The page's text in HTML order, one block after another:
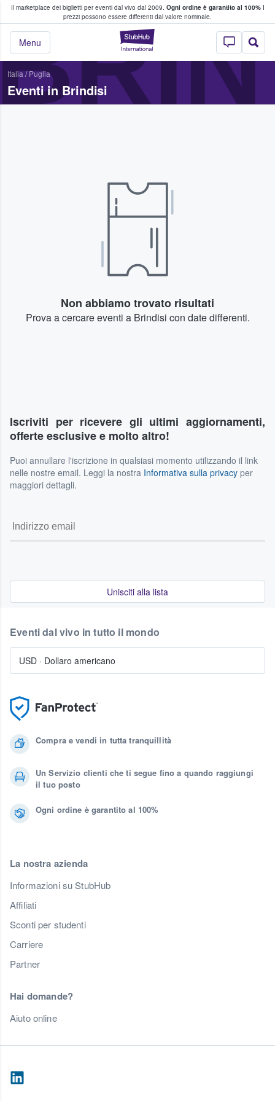
Il marketplace dei biglietti per eventi dal vivo dal 2009. Ogni ordine è garantito al 100%I
prezzi possono essere differenti dal valore nominale.
StubHub - Dove
Menu
fan comprano e vendono biglietti
Italia/Puglia
Eventi in Brindisi
Non abbiamo trovato risultati
Prova a cercare eventi a Brindisi con date differenti.
Iscriviti per ricevere gli ultimi aggiornamenti,
offerte esclusive e molto altro!
Puoi annullare l'iscrizione in qualsiasi momento utilizzando il link
nelle nostre email. Leggi la nostra Informativa sulla privacy per
maggiori dettagli.
Unisciti alla lista
Compra e vendi in tutta tranquillità
Un Servizio clienti che ti segue fino a quando raggiungi
il tuo posto
Ogni ordine è garantito al 100%
La nostra azienda
Informazioni su StubHub
Affiliati
Sconti per studenti
Carriere
Partner
Hai domande?
Aiuto online
Eventi dal vivo in tutto il mondo
USD · Dollaro americano